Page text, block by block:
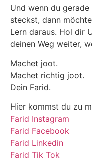
Und wenn du
steckst, dann
Lern daraus. Hol dir
deinen Weg weiter,
Machet joot.
Machet richtig joot.
Dein Farid.
Hier kommst du zu
Farid Instagram
Farid Facebook
Farid Linkedin
Farid Tik Tok